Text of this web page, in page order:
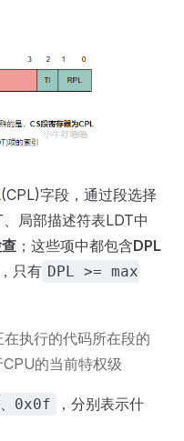
字段，通过段选择
局部描述符表LDT中
；这些项中都包含DPL
只有 DPL >= max
执行的代码所在段的
的当前特权级
0x0f
，分别表示什